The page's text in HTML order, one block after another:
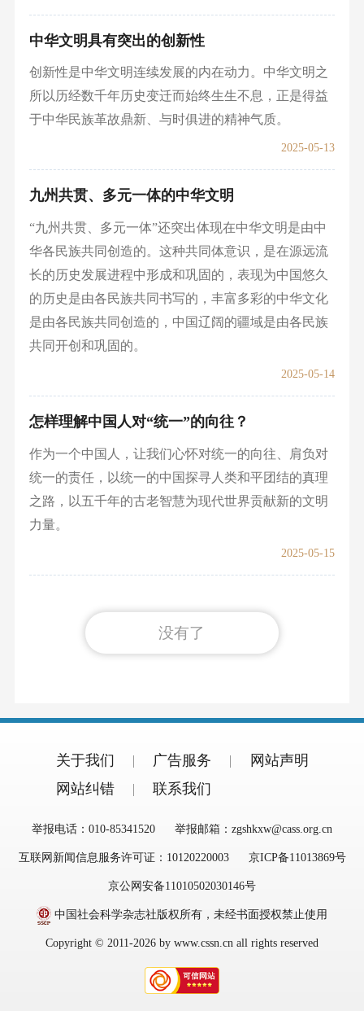
中华文明具有突出的创新性
创新性是中华文明连续发展的内在动力。中华文明之
所以历经数千年历史变迁而始终生生不息，正是得益
于中华民族革故鼎新、与时俱进的精神气质。
2025-05-13
九州共贯、多元一体的中华文明
“九州共贯、多元一体”还突出体现在中华文明是由中
华各民族共同创造的。这种共同体意识，是在源远流
长的历史发展进程中形成和巩固的，表现为中国悠久
的历史是由各民族共同书写的，丰富多彩的中华文化
是由各民族共同创造的，中国辽阔的疆域是由各民族
共同开创和巩固的。
2025-05-14
怎样理解中国人对“统一”的向往？
作为一个中国人，让我们心怀对统一的向往、肩负对
统一的责任，以统一的中国探寻人类和平团结的真理
之路，以五千年的古老智慧为现代世界贡献新的文明
力量。
2025-05-15
没有了
关于我们 广告服务
网站声明
网站纠错
联系我们
举报电话：010-85341520 举报邮箱：zgshkxw@cass.org.cn
互联网新闻信息服务许可证：10120220003 京ICP备11013869号
京公网安备11010502030146号
中国社会科学杂志社版权所有，未经书面授权禁止使用
Copyright © 2011-2026 by www.cssn.cn all rights reserved